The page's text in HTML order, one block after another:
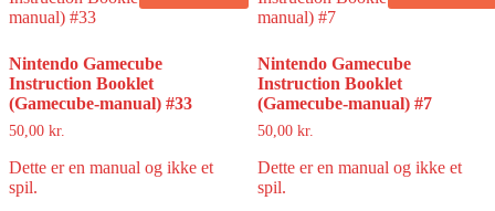
Nintendo Gamecube
Instruction Booklet
(Gamecube-manual) #33
50,00 kr.
Dette er en manual og ikke et
spil.
Nintendo Gamecube
Instruction Booklet
(Gamecube-manual) #7
50,00 kr.
Dette er en manual og ikke et
spil.